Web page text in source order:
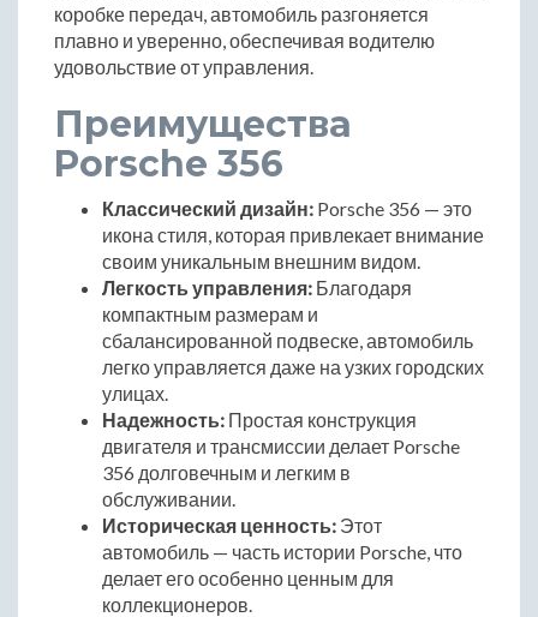
коробке передач, автомобиль разгоняется
плавно и уверенно, обеспечивая водителю
удовольствие от управления.
Преимущества
Porsche 356
Классический дизайн: Porsche 356 — это
икона стиля, которая привлекает внимание
своим уникальным внешним видом.
Легкость управления: Благодаря
компактным размерам и
сбалансированной подвеске, автомобиль
легко управляется даже на узких городских
улицах.
Надежность: Простая конструкция
двигателя и трансмиссии делает Porsche
356 долговечным и легким в
обслуживании.
Историческая ценность: Этот
автомобиль — часть истории Porsche, что
делает его особенно ценным для
коллекционеров.